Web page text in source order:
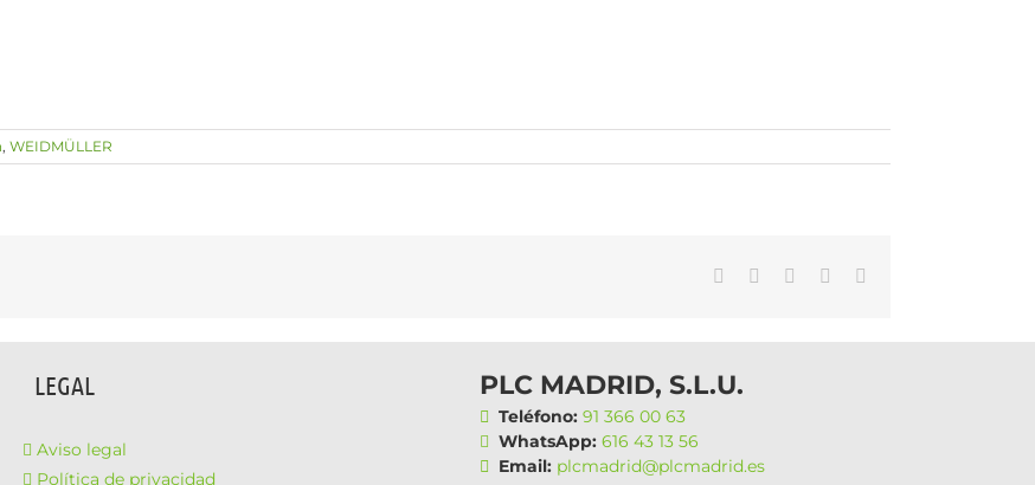
, WEIDMÜLLER
WhatsAppLinkedInFacebook
LEGAL
Aviso legal
Política de privacidad
PLC MADRID, S.L.U.
Teléfono:91 366 00 63
WhatsApp:616 43 13 56
Email: plcmadrid@plcmadrid.es